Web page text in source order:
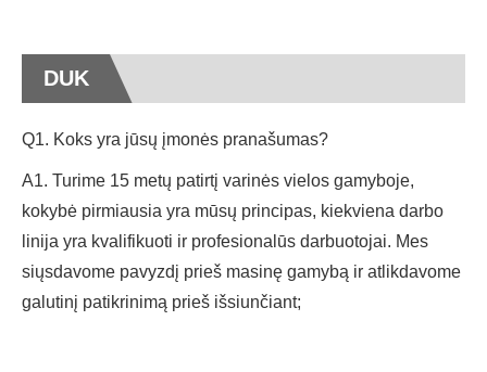
DUK
Q1. Koks yra jūsų įmonės pranašumas?
A1. Turime 15 metų patirtį varinės vielos gamyboje,
kokybė pirmiausia yra mūsų principas, kiekviena darbo
linija yra kvalifikuoti ir profesionalūs darbuotojai. Mes
siųsdavome pavyzdį prieš masinę gamybą ir atlikdavome
galutinį patikrinimą prieš išsiunčiant;